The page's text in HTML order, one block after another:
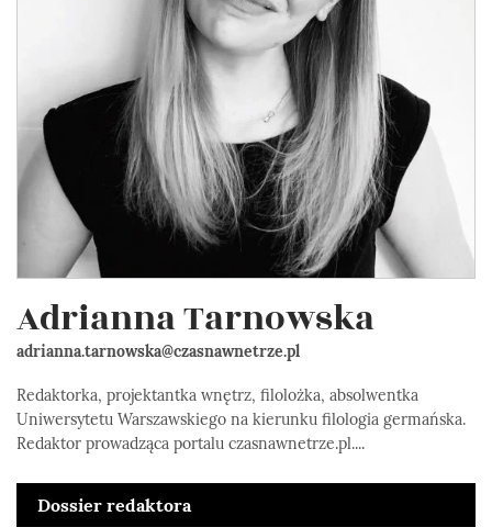
Adrianna Tarnowska
adrianna.tarnowska@czasnawnetrze.pl
Redaktorka, projektantka wnętrz, filolożka, absolwentka
Uniwersytetu Warszawskiego na kierunku filologia germańska.
Redaktor prowadząca portalu czasnawnetrze.pl....
Dossier redaktora